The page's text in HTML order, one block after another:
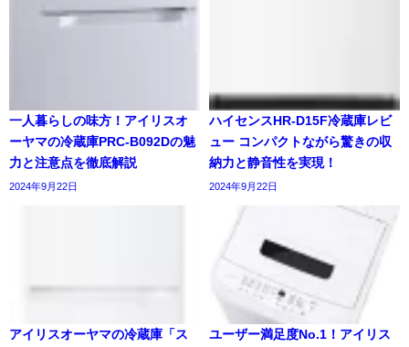
一人暮らしの味方！アイリスオ
ーヤマの冷蔵庫PRC-B092Dの魅
力と注意点を徹底解説
2024年9月22日
ハイセンスHR-D15F冷蔵庫レビ
ュー コンパクトながら驚きの収
納力と静音性を実現！
2024年9月22日
アイリスオーヤマの冷蔵庫「ス
ユーザー満足度No.1！アイリス